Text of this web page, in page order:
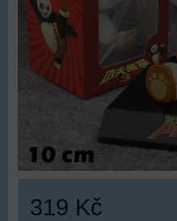
319 Kč